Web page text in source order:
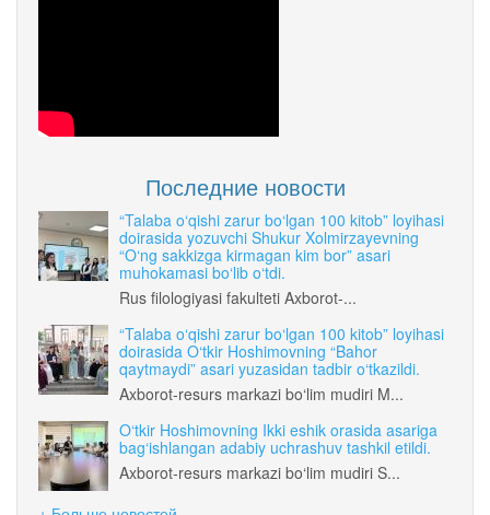
Последние новости
“Talaba o‘qishi zarur bo‘lgan 100 kitob” loyihasi
doirasida yozuvchi Shukur Xolmirzayevning
“O‘ng sakkizga kirmagan kim bor” asari
muhokamasi bo‘lib o‘tdi.
Rus filologiyasi fakulteti Axborot-...
“Talaba o‘qishi zarur bo‘lgan 100 kitob” loyihasi
doirasida O‘tkir Hoshimovning “Bahor
qaytmaydi” asari yuzasidan tadbir o‘tkazildi.
Axborot-resurs markazi bo‘lim mudiri M...
O‘tkir Hoshimovning Ikki eshik orasida asariga
bag‘ishlangan adabiy uchrashuv tashkil etildi.
Axborot-resurs markazi bo‘lim mudiri S...